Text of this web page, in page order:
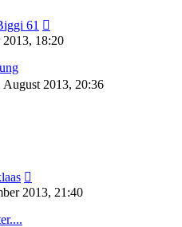
61
2013, 18:20
August 2013, 20:36
2013, 21:40